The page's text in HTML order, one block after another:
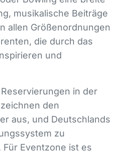
musikalische Beiträge
allen Größenordnungen
die durch das
und
in der
den
aus, und Deutschlands
zu
Eventzone ist es